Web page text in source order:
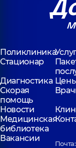
Поликлиника
Стационар
Диагностика
Скорая
помощь
Новости
Медицинская
библиотека
Вакансии
Почта: